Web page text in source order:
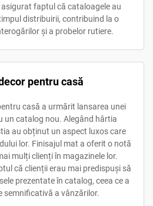
faptul că cataloagele au
distribuirii, contribuind la o
și a probelor rutiere.
pentru casă
casă a urmărit lansarea unei
un catalog nou. Alegând hârtia
au obținut un aspect luxos care
lor. Finisajul mat a oferit o notă
mulți clienți în magazinele lor.
că clienții erau mai predispuși să
prezentate în catalog, ceea ce a
semnificativă a vânzărilor.